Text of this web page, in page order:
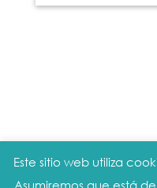
Este sitio web utiliza
Asumiremos que está